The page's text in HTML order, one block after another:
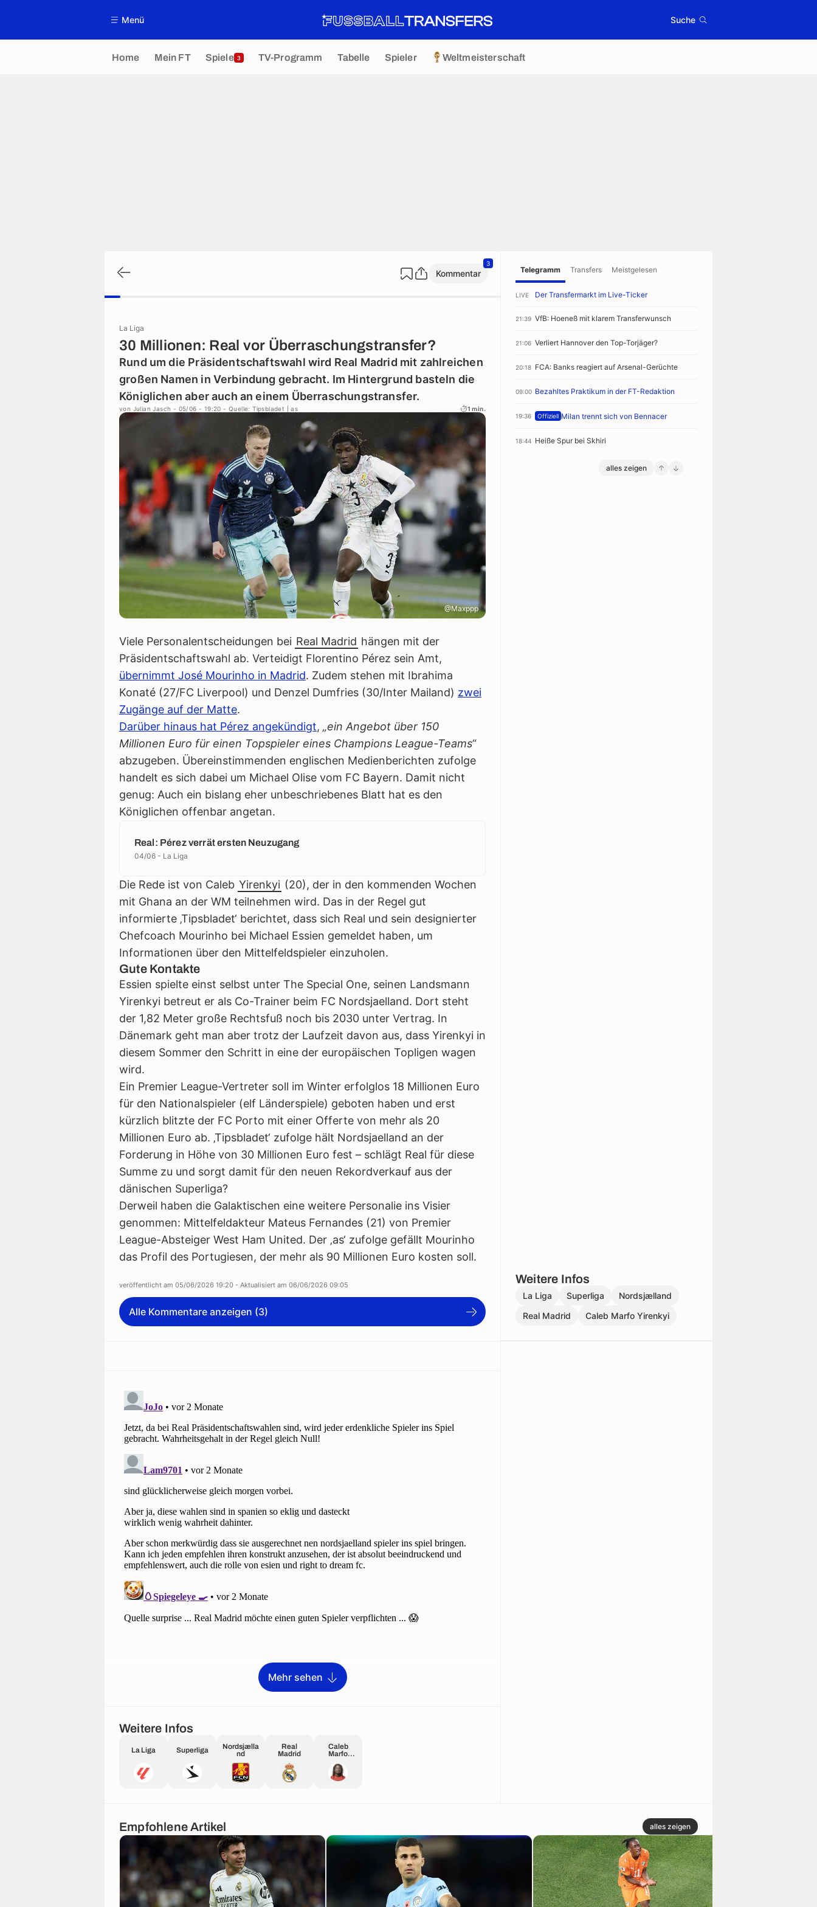
Menü Suche
Home Mein FT Spiele 3 TV-Programm Tabelle Spieler Weltmeisterschaft
Kommentar
3
La Liga
30 Millionen: Real vor Überraschungstransfer?
Rund um die Präsidentschaftswahl wird Real Madrid mit zahlreichen
großen Namen in Verbindung gebracht. Im Hintergrund basteln die
Königlichen aber auch an einem Überraschungstransfer.
von Julian Jasch - 05/06 - 19:20 - Quelle: Tipsbladet | as 1 min.
@Maxppp
Viele Personalentscheidungen bei Real Madrid hängen mit der
Präsidentschaftswahl ab. Verteidigt Florentino Pérez sein Amt,
übernimmt José Mourinho in Madrid. Zudem stehen mit Ibrahima
Konaté (27/FC Liverpool) und Denzel Dumfries (30/Inter Mailand) zwei
Zugänge auf der Matte.
Darüber hinaus hat Pérez angekündigt, „ein Angebot über 150
Millionen Euro für einen Topspieler eines Champions League-Teams“
abzugeben. Übereinstimmenden englischen Medienberichten zufolge
handelt es sich dabei um Michael Olise vom FC Bayern. Damit nicht
genug: Auch ein bislang eher unbeschriebenes Blatt hat es den
Königlichen offenbar angetan.
Real: Pérez verrät ersten Neuzugang
04/06 - La Liga
Die Rede ist von Caleb Yirenkyi (20), der in den kommenden Wochen
mit Ghana an der WM teilnehmen wird. Das in der Regel gut
informierte ‚Tipsbladet‘ berichtet, dass sich Real und sein designierter
Chefcoach Mourinho bei Michael Essien gemeldet haben, um
Informationen über den Mittelfeldspieler einzuholen.
Gute Kontakte
Essien spielte einst selbst unter The Special One, seinen Landsmann
Yirenkyi betreut er als Co-Trainer beim FC Nordsjaelland. Dort steht
der 1,82 Meter große Rechtsfuß noch bis 2030 unter Vertrag. In
Dänemark geht man aber trotz der Laufzeit davon aus, dass Yirenkyi in
diesem Sommer den Schritt in eine der europäischen Topligen wagen
wird.
Ein Premier League-Vertreter soll im Winter erfolglos 18 Millionen Euro
für den Nationalspieler (elf Länderspiele) geboten haben und erst
kürzlich blitzte der FC Porto mit einer Offerte von mehr als 20
Millionen Euro ab. ‚Tipsbladet‘ zufolge hält Nordsjaelland an der
Forderung in Höhe von 30 Millionen Euro fest – schlägt Real für diese
Summe zu und sorgt damit für den neuen Rekordverkauf aus der
dänischen Superliga?
Derweil haben die Galaktischen eine weitere Personalie ins Visier
genommen: Mittelfeldakteur Mateus Fernandes (21) von Premier
League-Absteiger West Ham United. Der ‚as‘ zufolge gefällt Mourinho
das Profil des Portugiesen, der mehr als 90 Millionen Euro kosten soll.
veröffentlicht am 05/06/2026 19:20 - Aktualisiert am 06/06/2026 09:05
Alle Kommentare anzeigen (3)
Telegramm Transfers Meistgelesen
LIVE Der Transfermarkt im Live-Ticker
21:39 VfB: Hoeneß mit klarem Transferwunsch
21:06 Verliert Hannover den Top-Torjäger?
20:18 FCA: Banks reagiert auf Arsenal-Gerüchte
09:00 Bezahltes Praktikum in der FT-Redaktion
19:36 Offiziell Milan trennt sich von Bennacer
18:44 Heiße Spur bei Skhiri
alles zeigen
Weitere Infos
La Liga Superliga
Nordsjælland
Real Madrid
Caleb Marfo Yirenkyi
Mehr sehen
Weitere Infos
La Liga Superliga
Nordsjælla
nd
Real
Madrid
Caleb
Marfo
Empfohlene Artikel alles zeigen